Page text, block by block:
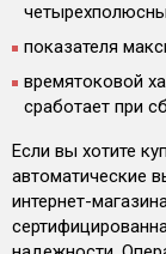
показателя
времятоковой
сработает при
Если вы хотите
автоматические
интернет-